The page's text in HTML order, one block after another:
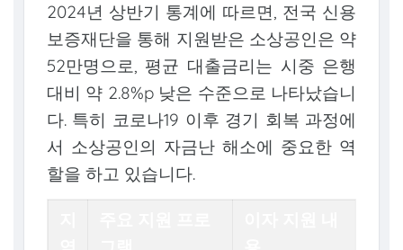
2024년 상반기 통계에 따르면, 전국 신용
보증재단을 통해 지원받은 소상공인은 약
52만명으로, 평균 대출금리는 시중 은행
대비 약 2.8%p 낮은 수준으로 나타났습니
다. 특히 코로나19 이후 경기 회복 과정에
서 소상공인의 자금난 해소에 중요한 역
할을 하고 있습니다.